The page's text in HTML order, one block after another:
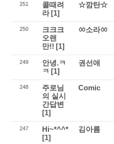
251
콜때려
라[1]
☆깜탄☆
250
크크크
오랜
만!! [1]
ㆀ소라ㆀ
249
안녕.ㅋ
ㅋ [1]
권선애
248
주로님
의 실시
간답변
[1]
Comic
247
Hi~*^^*
[1]
김아름